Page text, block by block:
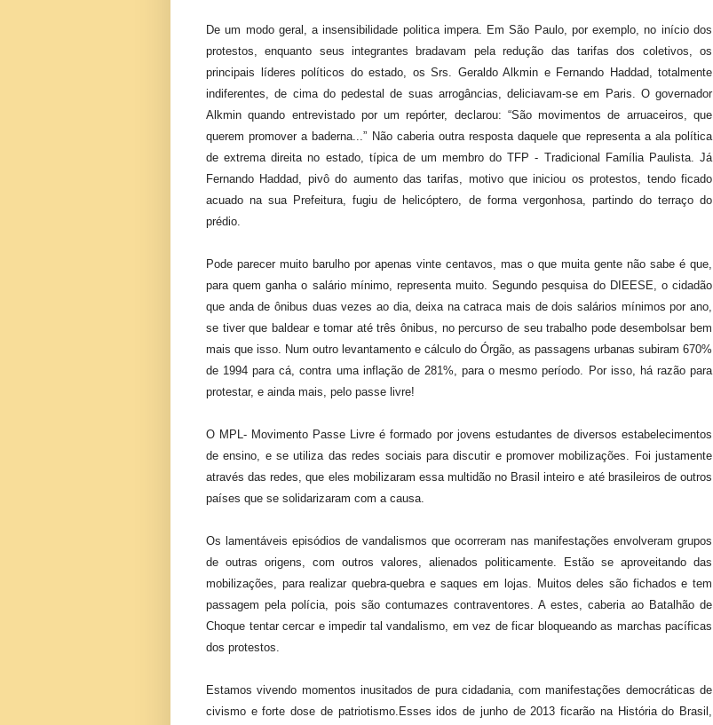
De um modo geral, a insensibilidade politica impera. Em São Paulo, por exemplo, no início dos
protestos, enquanto seus integrantes bradavam pela redução das tarifas dos coletivos, os
principais líderes políticos do estado, os Srs. Geraldo Alkmin e Fernando Haddad, totalmente
indiferentes, de cima do pedestal de suas arrogâncias, deliciavam-se em Paris. O governador
Alkmin quando entrevistado por um repórter, declarou: “São movimentos de arruaceiros, que
querem promover a baderna...” Não caberia outra resposta daquele que representa a ala política
de extrema direita no estado, típica de um membro do TFP - Tradicional Família Paulista. Já
Fernando Haddad, pivô do aumento das tarifas, motivo que iniciou os protestos, tendo ficado
acuado na sua Prefeitura, fugiu de helicóptero, de forma vergonhosa, partindo do terraço do
prédio.
Pode parecer muito barulho por apenas vinte centavos, mas o que muita gente não sabe é que,
para quem ganha o salário mínimo, representa muito. Segundo pesquisa do DIEESE, o cidadão
que anda de ônibus duas vezes ao dia, deixa na catraca mais de dois salários mínimos por ano,
se tiver que baldear e tomar até três ônibus, no percurso de seu trabalho pode desembolsar bem
mais que isso. Num outro levantamento e cálculo do Órgão, as passagens urbanas subiram 670%
de 1994 para cá, contra uma inflação de 281%, para o mesmo período. Por isso, há razão para
protestar, e ainda mais, pelo passe livre!
O MPL- Movimento Passe Livre é formado por jovens estudantes de diversos estabelecimentos
de ensino, e se utiliza das redes sociais para discutir e promover mobilizações. Foi justamente
através das redes, que eles mobilizaram essa multidão no Brasil inteiro e até brasileiros de outros
países que se solidarizaram com a causa.
Os lamentáveis episódios de vandalismos que ocorreram nas manifestações envolveram grupos
de outras origens, com outros valores, alienados politicamente. Estão se aproveitando das
mobilizações, para realizar quebra-quebra e saques em lojas. Muitos deles são fichados e tem
passagem pela polícia, pois são contumazes contraventores. A estes, caberia ao Batalhão de
Choque tentar cercar e impedir tal vandalismo, em vez de ficar bloqueando as marchas pacíficas
dos protestos.
Estamos vivendo momentos inusitados de pura cidadania, com manifestações democráticas de
civismo e forte dose de patriotismo. Esses idos de junho de 2013 ficarão na História do Brasil,